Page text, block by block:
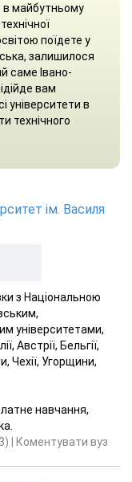
в майбутньому
поїдете у
залишилося
саме Івано-
вам
університети в
технічного
ім. Василя
з Національною
університетами,
Австрії, Бельгії,
Чехії, Угорщини,
навчання,
Коментувати вуз